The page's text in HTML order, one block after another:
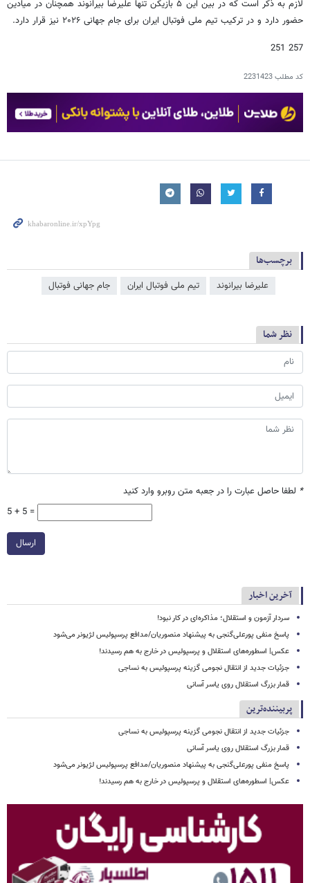
لازم به ذکر است که در بین این ۵ بازیکن تنها علیرضا بیرانوند همچنان در میادین
حضور دارد و در ترکیب تیم ملی فوتبال ایران برای جام جهانی ۲۰۲۶ نیز قرار دارد.
257 251
کد مطلب2231423
برچسب‌ها
علیرضا بیرانوند تیم ملی فوتبال ایران جام جهانی فوتبال
نظر شما
* لطفا حاصل عبارت را در جعبه متن روبرو وارد کنید
5 + 5 =
ارسال
آخرین اخبار
سردار آزمون و استقلال؛ مذاکره‌ای در کار نبود!
پاسخ منفی پورعلی‌گنجی به پیشنهاد منصوریان/مدافع پرسپولیس لژیونر می‌شود
عکس| اسطوره‌های استقلال و پرسپولیس در خارج به هم رسیدند!
جزئیات جدید از انتقال نجومی گزینه پرسپولیس به نساجی
قمار بزرگ استقلال روی یاسر آسانی
پربیننده‌ترین
جزئیات جدید از انتقال نجومی گزینه پرسپولیس به نساجی
قمار بزرگ استقلال روی یاسر آسانی
پاسخ منفی پورعلی‌گنجی به پیشنهاد منصوریان/مدافع پرسپولیس لژیونر می‌شود
عکس| اسطوره‌های استقلال و پرسپولیس در خارج به هم رسیدند!